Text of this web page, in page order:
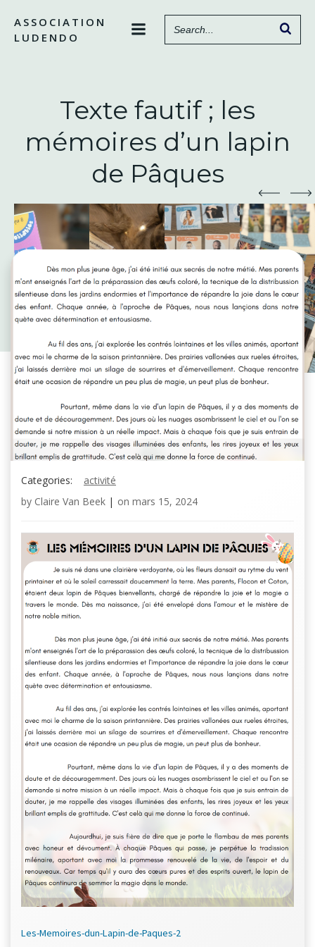
contenu
ASSOCIATION
LUDENDO
Texte fautif ; les
mémoires d’un lapin
de Pâques
Categories:
activité
by Claire Van Beek | on mars 15, 2024
Les-Memoires-dun-Lapin-de-Paques-2